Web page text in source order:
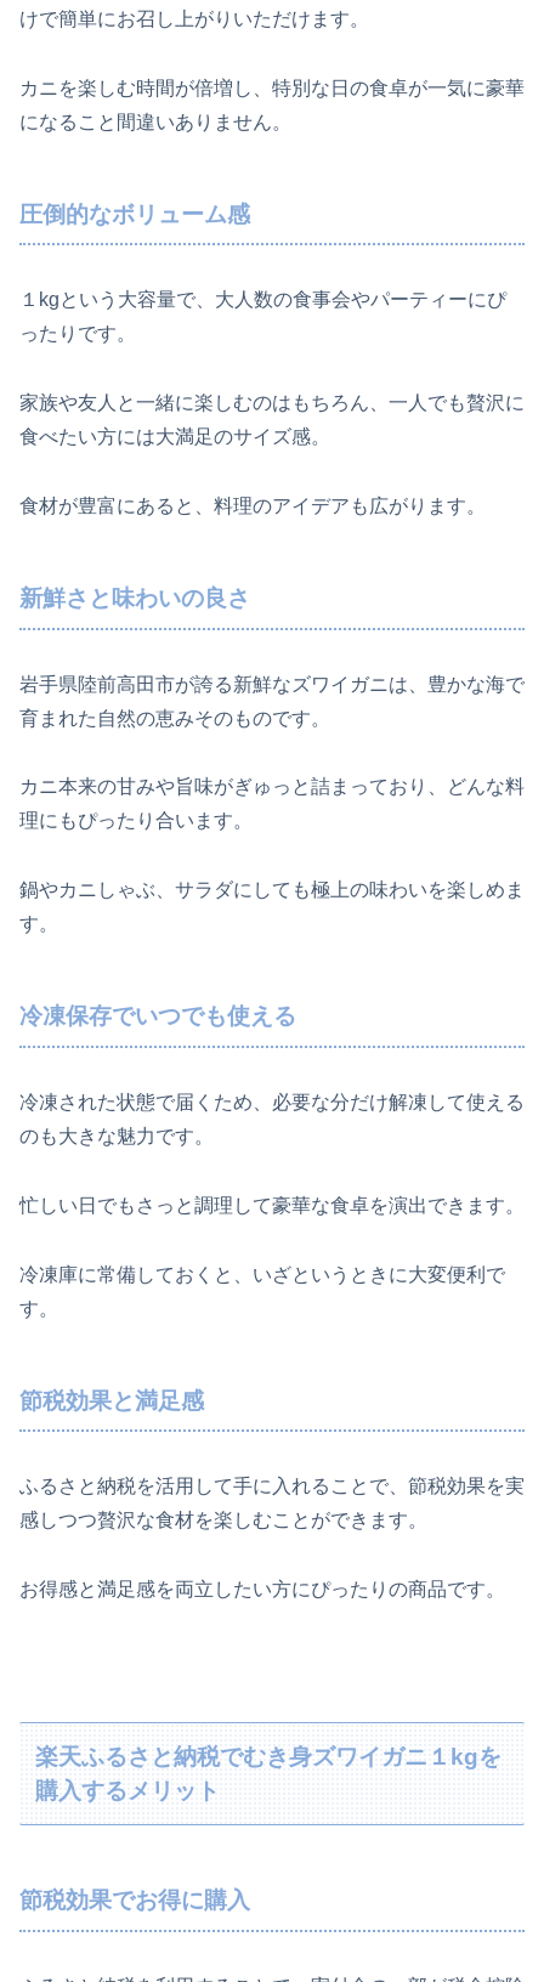
けで簡単にお召し上がりいただけます。
カニを楽しむ時間が倍増し、特別な日の食卓が一気に豪華
になること間違いありません。
圧倒的なボリューム感
１kgという大容量で、大人数の食事会やパーティーにぴ
ったりです。
家族や友人と一緒に楽しむのはもちろん、一人でも贅沢に
食べたい方には大満足のサイズ感。
食材が豊富にあると、料理のアイデアも広がります。
新鮮さと味わいの良さ
岩手県陸前高田市が誇る新鮮なズワイガニは、豊かな海で
育まれた自然の恵みそのものです。
カニ本来の甘みや旨味がぎゅっと詰まっており、どんな料
理にもぴったり合います。
鍋やカニしゃぶ、サラダにしても極上の味わいを楽しめま
す。
冷凍保存でいつでも使える
冷凍された状態で届くため、必要な分だけ解凍して使える
のも大きな魅力です。
忙しい日でもさっと調理して豪華な食卓を演出できます。
冷凍庫に常備しておくと、いざというときに大変便利で
す。
節税効果と満足感
ふるさと納税を活用して手に入れることで、節税効果を実
感しつつ贅沢な食材を楽しむことができます。
お得感と満足感を両立したい方にぴったりの商品です。
楽天ふるさと納税でむき身ズワイガニ１kgを
購入するメリット
節税効果でお得に購入